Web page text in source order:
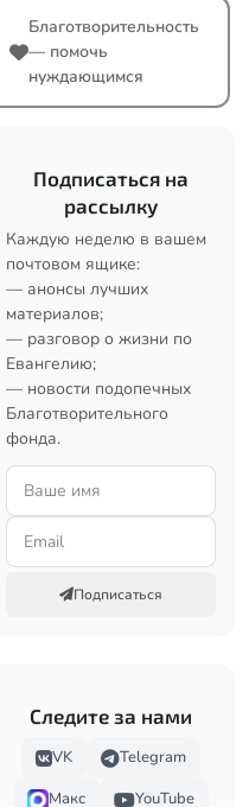
Благотворительность
— помочь
нуждающимся
Подписаться на
рассылку
Каждую неделю в вашем
почтовом ящике:
— анонсы лучших
материалов;
— разговор о жизни по
Евангелию;
— новости подопечных
Благотворительного
фонда.
Подписаться
Следите за нами
VK
Telegram
Макс
YouTube